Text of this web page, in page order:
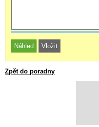
Zpět do poradny